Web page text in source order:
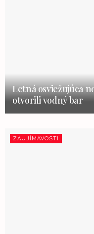
Letná osviežujúca
otvorili vodný bar
ZAUJÍMAVOSTI